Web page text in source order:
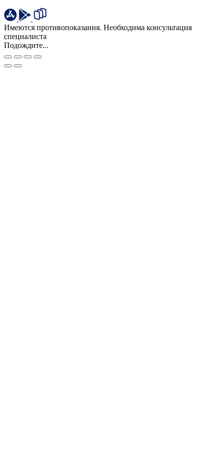
Имеются противопоказания. Необходима консультация
специалиста
Подождите...